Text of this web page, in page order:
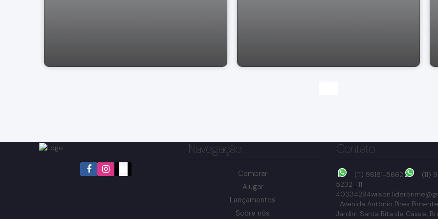
Navegação
Comprar
Alugar
Lançamentos
Sobre nós
Contato
(11) 98181-5662
(11)
5232
11
40334294
Avenida Antônio Pires
Jardim Santa Rita de Cássia,